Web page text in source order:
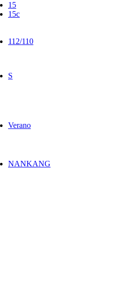
15
15c
112/110
S
Verano
NANKANG